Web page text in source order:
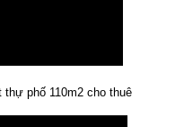
thự phố 110m2 cho thuê